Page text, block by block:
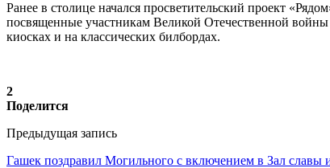
Ранее в столице начался просветительский проект
посвященные участникам Великой Отечественной
киосках и на классических билбордах.
2
Поделится
Предыдущая запись
Гашек поздравил Могильного с включением в Зал славы